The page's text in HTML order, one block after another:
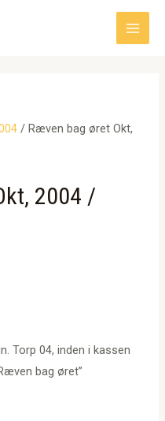
Main
/ Ræven bag øret Okt,
2004 /
Torp 04, inden i kassen
bag øret”